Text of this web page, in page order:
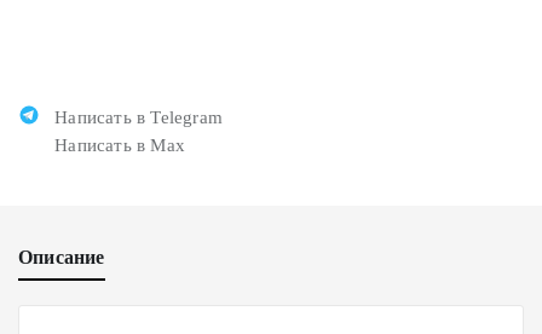
Написать в Telegram
Написать в Max
Описание